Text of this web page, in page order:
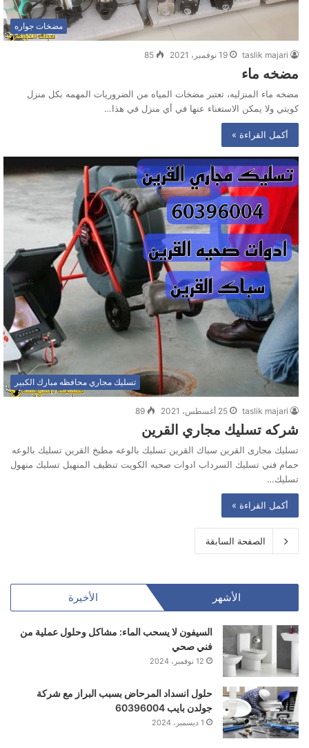
مضخات جواره
taslik majari 19 نوفمبر، 2021 85
مضخه ماء
مضخه ماء المنزليه، تعتبر مضخات المياه من الضروريات المهمه بكل منزل
كويتي ولا يمكن الاستغناء عنها في أي منزل في هذا…
أكمل القراءة »
تسليك مجاري محافظه مبارك الكبير
taslik majari 25 أغسطس، 2021 89
شركه تسليك مجاري القرين
تسليك مجارى القرين سباك القرين تسليك بالوعه مطبخ القرين تسليك بالوعه
حمام فني تسليك السرداب ادوات صحيه الكويت تنظيف المنهيل تسليك منهول
تسليك…
أكمل القراءة »
الصفحة السابقة
الأشهر الأخيرة
السيفون لا يسحب الماء: مشاكل وحلول عملية من
فني صحي
12 نوفمبر، 2024
حلول انسداد المرحاض بسبب البراز مع شركة
جولدن بايب 60396004
1 ديسمبر، 2024